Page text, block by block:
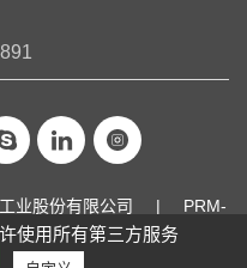
业股份有限公司 | PRM-
|
使用所有第三方服务